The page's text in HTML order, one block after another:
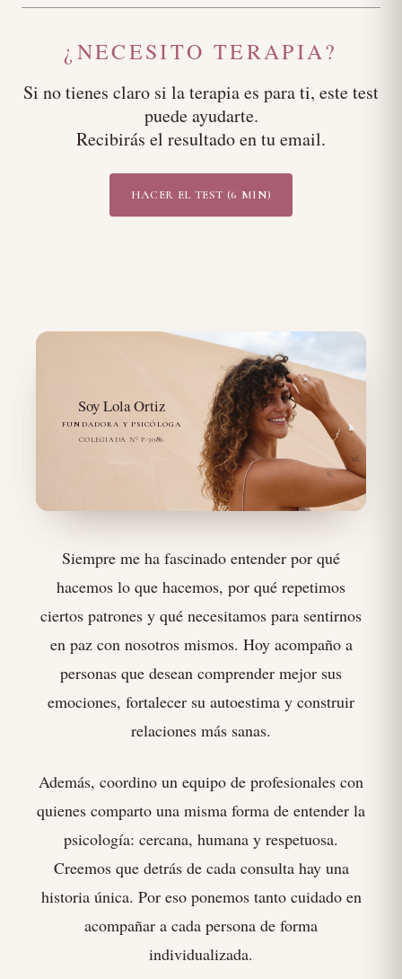
¿NECESITO TERAPIA?
Si no tienes claro si la terapia es para ti, este test
puede ayudarte.
Recibirás el resultado en tu email.
HACER EL TEST (6 MIN)
Soy Lola Ortiz
FUNDADORA Y PSICÓLOGA
COLEGIADA Nº P-3086
Siempre me ha fascinado entender por qué
hacemos lo que hacemos, por qué repetimos
ciertos patrones y qué necesitamos para sentirnos
en paz con nosotros mismos. Hoy acompaño a
personas que desean comprender mejor sus
emociones, fortalecer su autoestima y construir
relaciones más sanas.
Además, coordino un equipo de profesionales con
quienes comparto una misma forma de entender la
psicología: cercana, humana y respetuosa.
Creemos que detrás de cada consulta hay una
historia única. Por eso ponemos tanto cuidado en
acompañar a cada persona de forma
individualizada.